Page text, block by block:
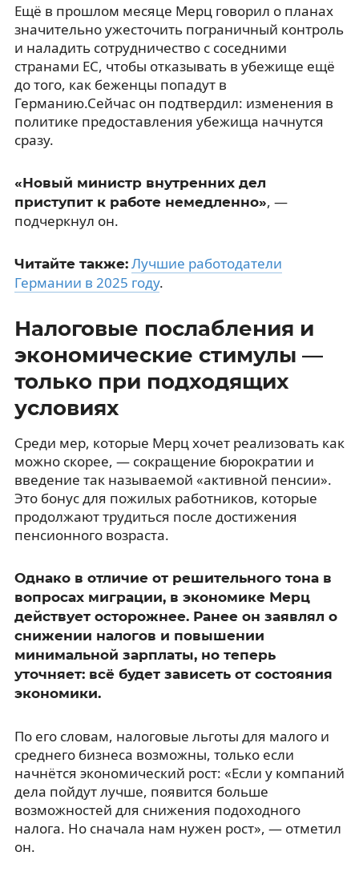
Ещё в прошлом месяце Мерц говорил о планах
значительно ужесточить пограничный контроль
и наладить сотрудничество с соседними
странами ЕС, чтобы отказывать в убежище ещё
до того, как беженцы попадут в
Германию.Сейчас он подтвердил: изменения в
политике предоставления убежища начнутся
сразу.
«Новый министр внутренних дел
приступит к работе немедленно», —
подчеркнул он.
Читайте также: Лучшие работодатели
Германии в 2025 году.
Налоговые послабления и
экономические стимулы —
только при подходящих
условиях
Среди мер, которые Мерц хочет реализовать как
можно скорее, — сокращение бюрократии и
введение так называемой «активной пенсии».
Это бонус для пожилых работников, которые
продолжают трудиться после достижения
пенсионного возраста.
Однако в отличие от решительного тона в
вопросах миграции, в экономике Мерц
действует осторожнее. Ранее он заявлял о
снижении налогов и повышении
минимальной зарплаты, но теперь
уточняет: всё будет зависеть от состояния
экономики.
По его словам, налоговые льготы для малого и
среднего бизнеса возможны, только если
начнётся экономический рост: «Если у компаний
дела пойдут лучше, появится больше
возможностей для снижения подоходного
налога. Но сначала нам нужен рост», — отметил
он.